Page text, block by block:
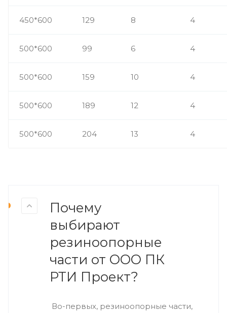
450*600 129 8 4
500*600 99 6 4
500*600 159 10 4
500*600 189 12 4
500*600 204 13 4
Почему
выбирают
резиноопорные
части от ООО ПК
РТИ Проект?
Во-первых, резиноопорные части,